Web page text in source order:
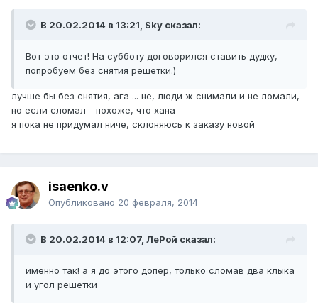
В 20.02.2014 в 13:21, Sky сказал:
Вот это отчет! На субботу договорился ставить дудку,
попробуем без снятия решетки.)
лучше бы без снятия, ага ... не, люди ж снимали и не ломали,
но если сломал - похоже, что хана
я пока не придумал ниче, склоняюсь к заказу новой
isaenko.v
Опубликовано 20 февраля, 2014
В 20.02.2014 в 12:07, ЛеРой сказал:
именно так! а я до этого допер, только сломав два клыка
и угол решетки